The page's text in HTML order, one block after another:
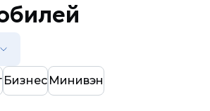
Бизнес Минивэн